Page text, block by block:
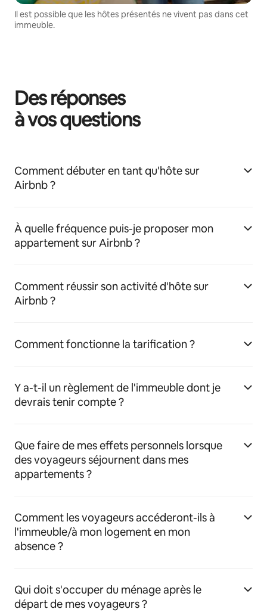
Il est possible que les hôtes présentés ne vivent pas dans cet
immeuble.
Des réponses
à vos questions
Comment débuter en tant qu'hôte sur
Airbnb ?
À quelle fréquence puis-je proposer mon
appartement sur Airbnb ?
Comment réussir son activité d'hôte sur
Airbnb ?
Comment fonctionne la tarification ?
Y a-t-il un règlement de l'immeuble dont je
devrais tenir compte ?
Que faire de mes effets personnels lorsque
des voyageurs séjournent dans mes
appartements ?
Comment les voyageurs accéderont-ils à
l'immeuble/à mon logement en mon
absence ?
Qui doit s'occuper du ménage après le
départ de mes voyageurs ?